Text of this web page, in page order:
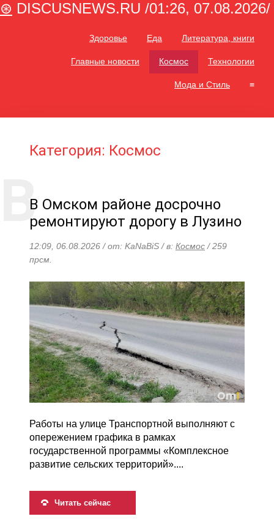
⊛ DISCUSNEWS.RU /01:26, 07.08.2026/
Здоровье Еда Литература, книги
Главные новости Космос Технологии
Мода и Стиль ≡
Категория: Космос
В Омском районе досрочно
ремонтируют дорогу в Лузино
12:09, 06.08.2026 / от: KaNaBiS / в: Космос / 259
прсм.
Работы на улице Транспортной выполняют с
опережением графика в рамках
государственной программы «Комплексное
развитие сельских территорий»....
Читать сейчас